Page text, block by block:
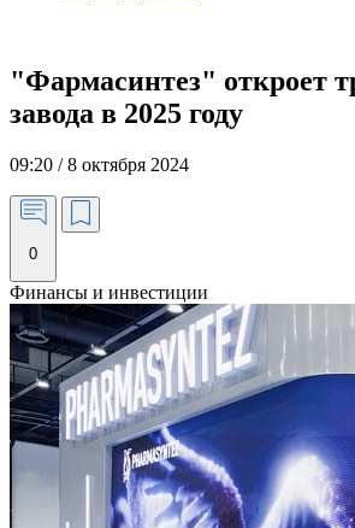
"Фармасинтез" откроет
завода в 2025 году
09:20 / 8 октября 2024
0